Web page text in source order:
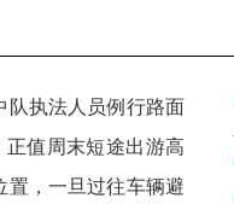
队执法人员例行路面
值周末短途出游高
置，一旦过往车辆避